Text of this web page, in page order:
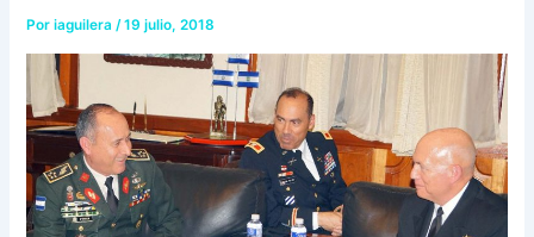
Poriaguilera/19 julio, 2018